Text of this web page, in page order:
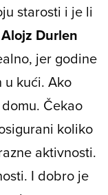
starosti i je li
Alojz Durlen
jer godine
kući. Ako
Čekao
koliko
aktivnosti.
I dobro je